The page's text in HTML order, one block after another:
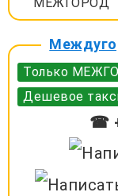
Только
Дешевое
☎